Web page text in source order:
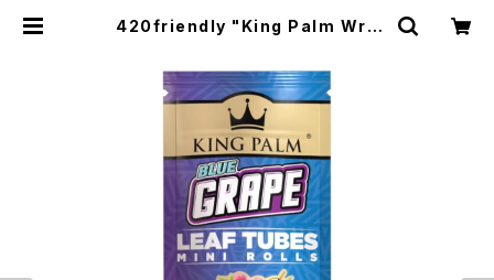
420friendly "King Palm Wra
すすめ [プレロールラップ/Blunts ブ
ランツ] BLUE Grape | 420shibu
ya official